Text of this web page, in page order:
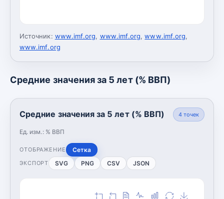
Источник: www.imf.org, www.imf.org,www.imf.org,
www.imf.org
Средние значения за 5 лет (% ВВП)
Средние значения за 5 лет (% ВВП)
Ед. изм.: % ВВП
4точек
ОТОБРАЖЕНИЕ Сетка
ЭКСПОРТ SVG PNG CSV JSON